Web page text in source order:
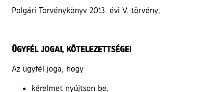
Polgári Törvénykönyv 2013. évi V. törvény;
ÜGYFÉL JOGAI, KÖTELEZETTSÉGEI
Az ügyfél joga, hogy
kérelmet nyújtson be,